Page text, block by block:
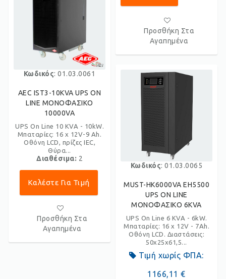
Κωδικός: 01.03.0061
AEC IST3-10KVA UPS ON
LINE ΜΟΝΟΦΑΣΙΚΟ
10000VA
UPS On Line 10 KVA - 10kW.
Μπαταρίες: 16 x 12V-9 Ah.
Οθόνη LCD, πρίζες IEC,
Θύρα...
Διαθέσιμα: 2
Καλέστε Για Τιμή
Προσθήκη Στα
Αγαπημένα
Προσθήκη Στα
Αγαπημένα
Κωδικός: 01.03.0065
MUST-HK6000VA EH5500
UPS ON LINE
ΜΟΝΟΦΑΣΙΚΟ 6KVA
UPS On Line 6 KVA - 6kW.
Μπαταρίες: 16 x 12V - 7Ah.
Οθόνη LCD. Διαστάσεις:
50x25x61,5...
Τιμή χωρίς ΦΠΑ:
1166,11 €